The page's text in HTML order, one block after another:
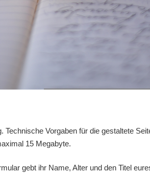
Vorgaben für die gestaltete
15 Megabyte.
gebt ihr Name, Alter und den Titel